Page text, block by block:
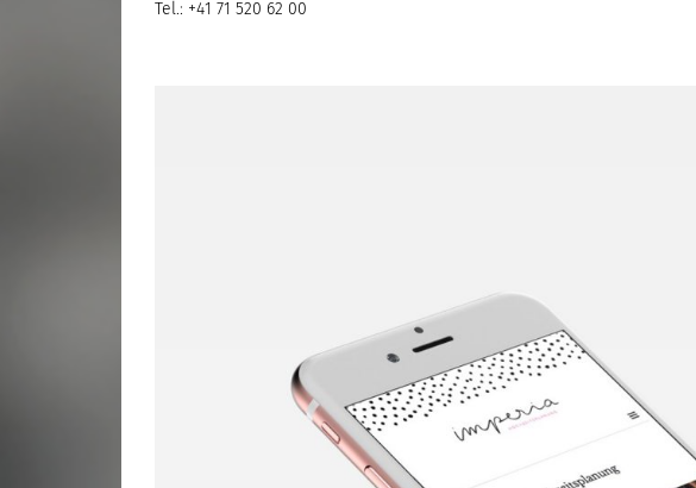
Tel.: +41 71 520 62 00